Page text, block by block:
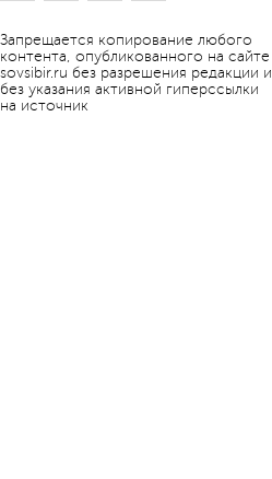
Запрещается копирование любого
контента, опубликованного на сайте
sovsibir.ru без разрешения редакции и
без указания активной гиперссылки
на источник